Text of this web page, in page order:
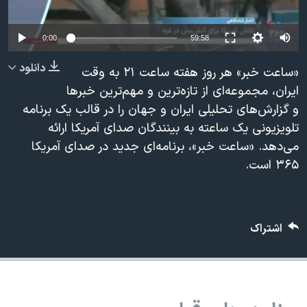
فرهنگ و زندگی
حقوق شهروندی
علم و فناوری
اسرائیل در جنگ
گالری عکس
آرشیو پخش زنده
مستندها
انتخابات ریاست جمهوری آمریکا ۲۰۲۴
رمز مهسا
ورزش زنان در ایران
اعتراضات زن، زندگی، آزادی
مجموعه مستندهای دادخواهی
چهل سال گروگان‌گیری
قانون شفافیت دارائی کادر رهبری ایران
دنبال کنید
زبانهای مختلف
0:00 59:58
دانلود
«ساعت خبر» هر روز هفته ساعت ۲۱ به وقت
ایران، مجموعه‌ای از تازه‌ترين و مهم‌ترین خبرها
و گزارش‌هاى تحلیلی ایران و جهان را در قالب یک برنامه
تلویزیونی یک ساعته به بینندگان صدای آمریکا ارائه
می‌دهد. «ساعت خبر»، برنامه‌ای جدید در صداى آمريكا
۳۶۵ است.
اشتراک